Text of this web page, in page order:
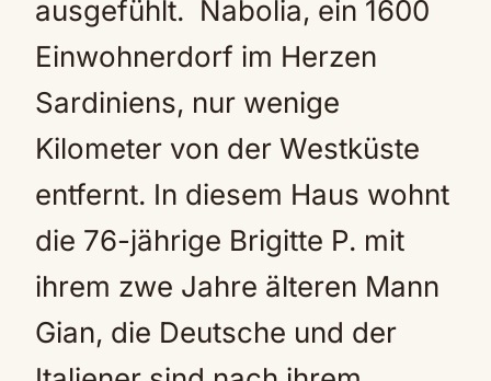
ausgefühlt. Nabolia, ein 1600
Einwohnerdorf im Herzen
Sardiniens, nur wenige
Kilometer von der Westküste
entfernt. In diesem Haus wohnt
die 76-jährige Brigitte P. mit
ihrem zwe Jahre älteren Mann
Gian, die Deutsche und der